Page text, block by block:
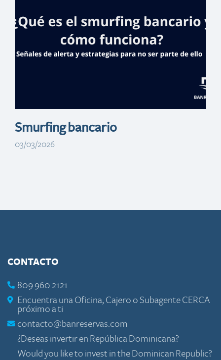
simulan ser
bancos
Smurfing bancario
03/03/2026
CONTACTO
809 960 2121
Encuentra una Oficina, Cajero o Subagente CERCA
próximo a ti
contacto@banreservas.com
¿Deseas invertir en República Dominicana?
Would you like to invest in the Dominican Republic?